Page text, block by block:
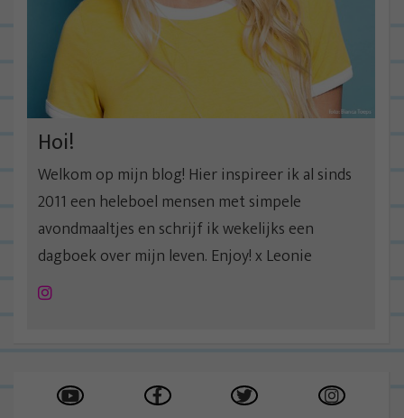
Hoi!
Welkom op mijn blog! Hier inspireer ik al sinds
2011 een heleboel mensen met simpele
avondmaaltjes en schrijf ik wekelijks een
dagboek over mijn leven. Enjoy! x Leonie
Instagram